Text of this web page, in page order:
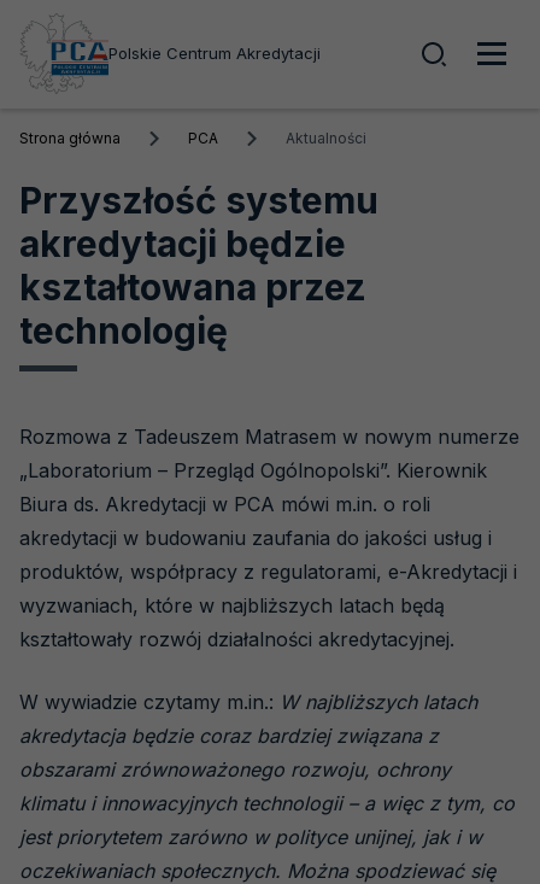
Polskie Centrum Akredytacji
Strona główna PCA Aktualności
Przyszłość systemu
akredytacji będzie
kształtowana przez
technologię
Rozmowa z Tadeuszem Matrasem w nowym numerze
„Laboratorium – Przegląd Ogólnopolski”. Kierownik
Biura ds. Akredytacji w PCA mówi m.in. o roli
akredytacji w budowaniu zaufania do jakości usług i
produktów, współpracy z regulatorami, e-Akredytacji i
wyzwaniach, które w najbliższych latach będą
kształtowały rozwój działalności akredytacyjnej.
W wywiadzie czytamy m.in.: W najbliższych latach
akredytacja będzie coraz bardziej związana z
obszarami zrównoważonego rozwoju, ochrony
klimatu i innowacyjnych technologii – a więc z tym, co
jest priorytetem zarówno w polityce unijnej, jak i w
oczekiwaniach społecznych. Można spodziewać się